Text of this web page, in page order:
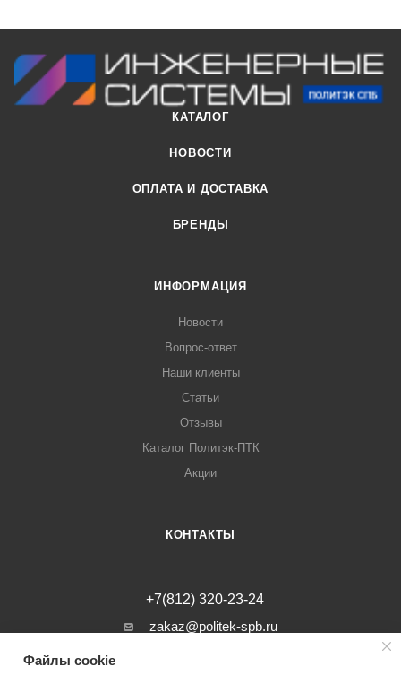
КАТАЛОГ
НОВОСТИ
ОПЛАТА И ДОСТАВКА
БРЕНДЫ
ИНФОРМАЦИЯ
Новости
Вопрос-ответ
Наши клиенты
Статьи
Отзывы
Каталог Политэк-ПТК
Акции
КОНТАКТЫ
+7(812) 320-23-24
zakaz@politek-spb.ru
г. Санкт-Петербург, Минеральная ул, д.
Файлы cookie